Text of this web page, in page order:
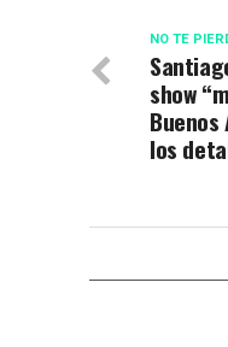
NO TE
show
los